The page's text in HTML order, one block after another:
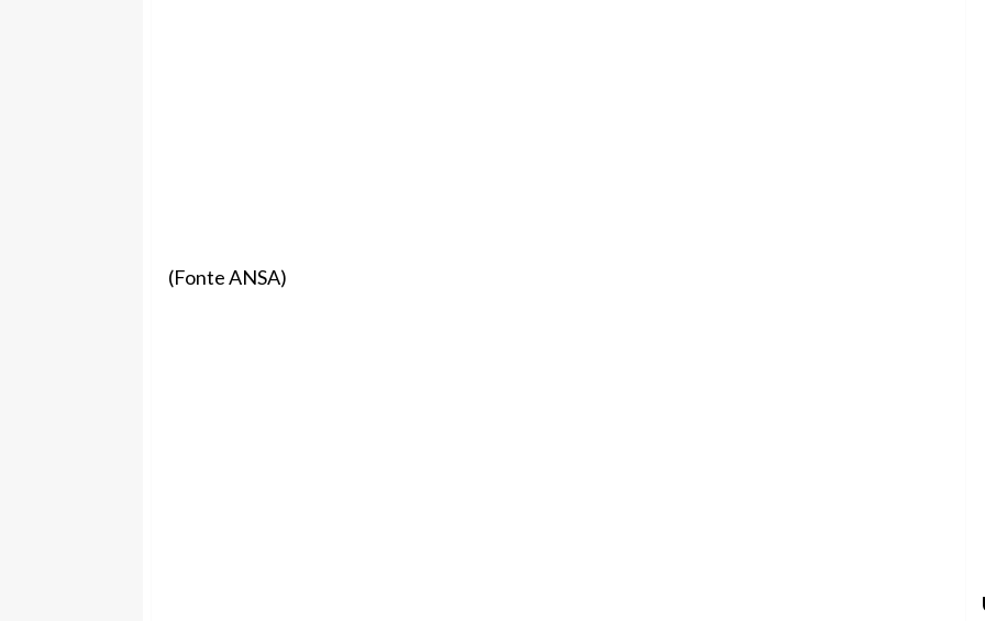
(Fonte ANSA)